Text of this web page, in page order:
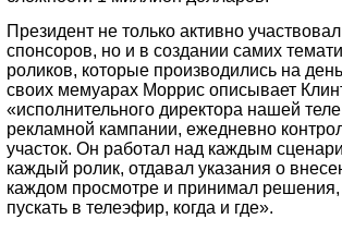
Президент не только активно
спонсоров, но и в создании самих
роликов, которые производились на
своих мемуарах Моррис описывает
«исполнительного директора нашей
рекламной кампании, ежедневно
участок. Он работал над каждым
каждый ролик, отдавал указания о
каждом просмотре и принимал решения,
пускать в телеэфир, когда и где».